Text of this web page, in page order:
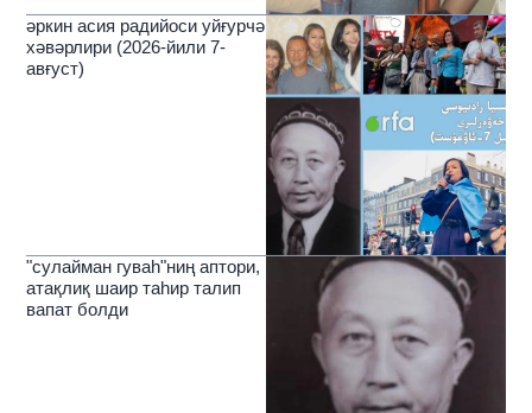
әркин асия радийоси уйғурчә
хәвәрлири (2026-йили 7-
авғуст)
"сулайман гуваһ"ниң аптори,
атақлиқ шаир таһир талип
вапат болди